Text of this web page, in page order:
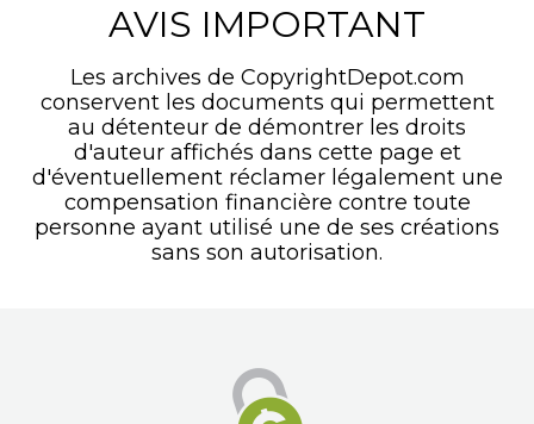
AVIS IMPORTANT
Les archives de CopyrightDepot.com
conservent les documents qui permettent
au détenteur de démontrer les droits
d'auteur affichés dans cette page et
d'éventuellement réclamer légalement une
compensation financière contre toute
personne ayant utilisé une de ses créations
sans son autorisation.